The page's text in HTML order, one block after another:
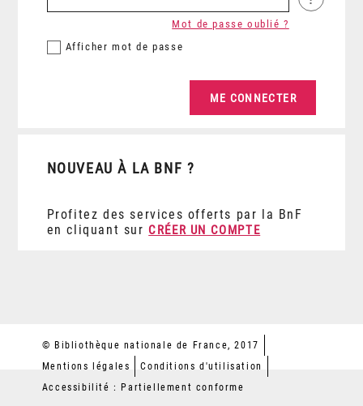
Afficher mot de passe
Mot de passe oublié ?
NOUVEAU À LA BNF ?
Profitez des services offerts par la BnF
en cliquant sur CRÉER UN COMPTE
© Bibliothèque nationale de France, 2017
Mentions légales
Conditions d'utilisation
Accessibilité : Partiellement conforme